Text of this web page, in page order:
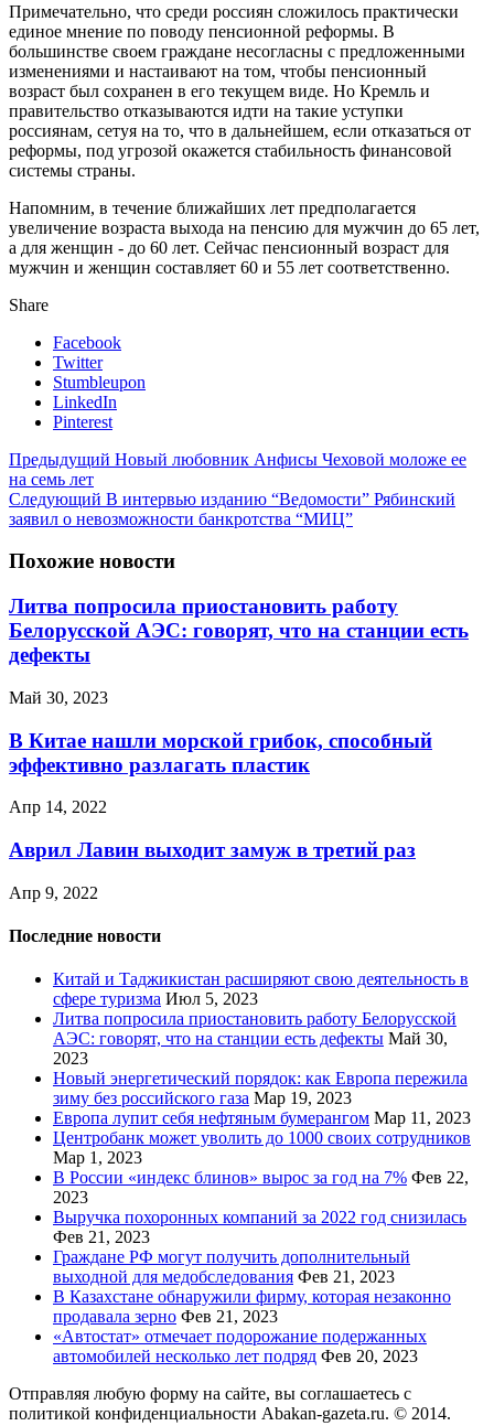
Примечательно, что среди россиян сложилось практически
единое мнение по поводу пенсионной реформы. В
большинстве своем граждане несогласны с предложенными
изменениями и настаивают на том, чтобы пенсионный
возраст был сохранен в его текущем виде. Но Кремль и
правительство отказываются идти на такие уступки
россиянам, сетуя на то, что в дальнейшем, если отказаться от
реформы, под угрозой окажется стабильность финансовой
системы страны.
Напомним, в течение ближайших лет предполагается
увеличение возраста выхода на пенсию для мужчин до 65 лет,
а для женщин - до 60 лет. Сейчас пенсионный возраст для
мужчин и женщин составляет 60 и 55 лет соответственно.
Share
Facebook
Twitter
Stumbleupon
LinkedIn
Pinterest
Предыдущий Новый любовник Анфисы Чеховой моложе ее
на семь лет
Следующий В интервью изданию “Ведомости” Рябинский
заявил о невозможности банкротства “МИЦ”
Похожие новости
Литва попросила приостановить работу
Белорусской АЭС: говорят, что на станции есть
дефекты
Май 30, 2023
В Китае нашли морской грибок, способный
эффективно разлагать пластик
Апр 14, 2022
Аврил Лавин выходит замуж в третий раз
Апр 9, 2022
Последние новости
Китай и Таджикистан расширяют свою деятельность в
сфере туризма Июл 5, 2023
Литва попросила приостановить работу Белорусской
АЭС: говорят, что на станции есть дефекты Май 30,
2023
Новый энергетический порядок: как Европа пережила
зиму без российского газа Мар 19, 2023
Европа лупит себя нефтяным бумерангом Мар 11, 2023
Центробанк может уволить до 1000 своих сотрудников
Мар 1, 2023
В России «индекс блинов» вырос за год на 7% Фев 22,
2023
Выручка похоронных компаний за 2022 год снизилась
Фев 21, 2023
Граждане РФ могут получить дополнительный
выходной для медобследования Фев 21, 2023
В Казахстане обнаружили фирму, которая незаконно
продавала зерно Фев 21, 2023
«Автостат» отмечает подорожание подержанных
автомобилей несколько лет подряд Фев 20, 2023
Отправляя любую форму на сайте, вы соглашаетесь с
политикой конфиденциальности Abakan-gazeta.ru. © 2014.